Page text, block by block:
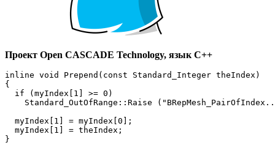
Проект Open CASCADE Technology, язык C++
inline void Prepend(const Standard_Integer theIndex)
{
  if (myIndex[1] >= 0)
Standard_OutOfRange::Raise
  myIndex[1] = myIndex[0];
  myIndex[1] = theIndex;
}